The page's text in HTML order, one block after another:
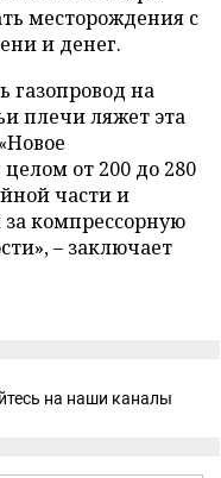
месторождения с
и денег.
газопровод на
плечи ляжет эта
от 200 до 280
части и
компрессорную
– заключает
на наши каналы